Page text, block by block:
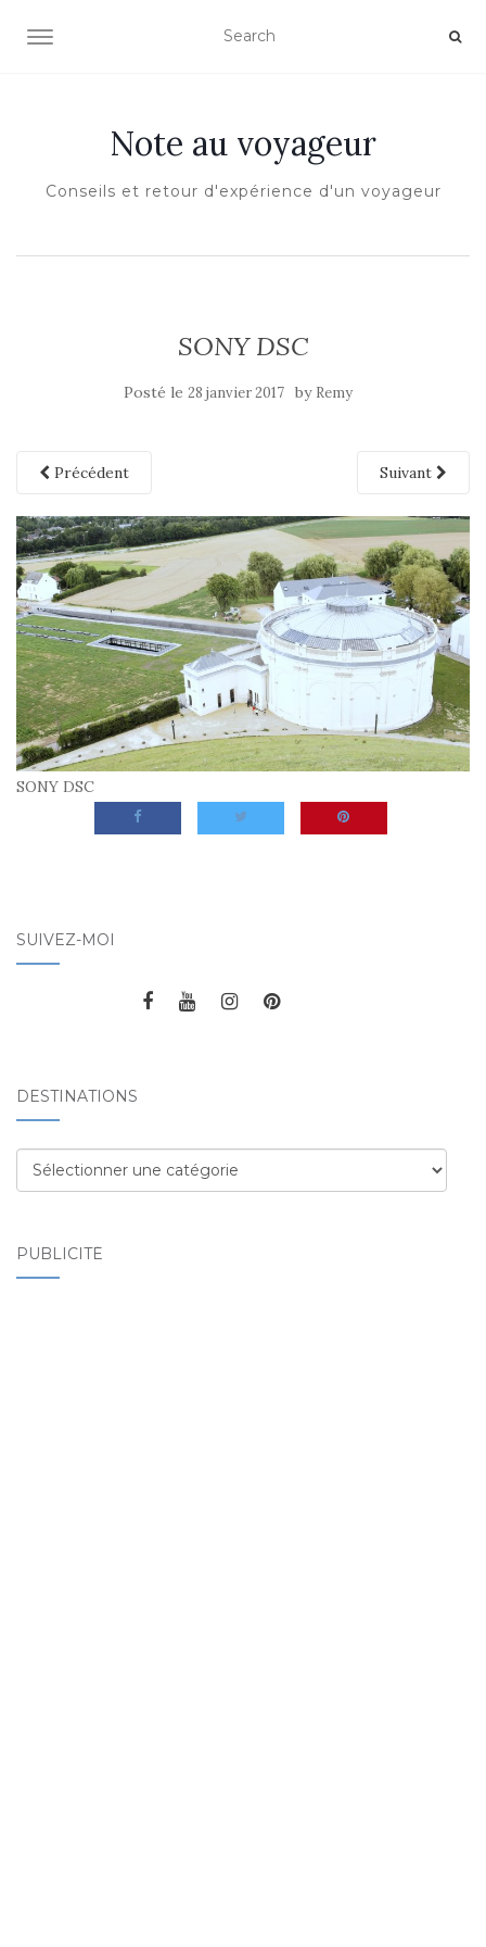
OUVRIR/FERMER LA NAVIGATION
Note au voyageur
Conseils et retour d'expérience d'un voyageur
SONY DSC
Posté le 28 janvier 2017 by Remy
Précédent Suivant
SONY DSC
SUIVEZ-MOI
DESTINATIONS
Destinations
PUBLICITÉ